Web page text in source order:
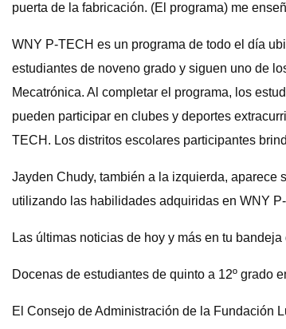
puerta de la fabricación. (El programa) me
WNY P-TECH es un programa de todo el día
estudiantes de noveno grado y siguen uno de
Mecatrónica. Al completar el programa, los
pueden participar en clubes y deportes
TECH. Los distritos escolares participantes
Jayden Chudy, también a la izquierda, aparece
utilizando las habilidades adquiridas en WNY
Las últimas noticias de hoy y más en tu bandeja
Docenas de estudiantes de quinto a 12º grado
El Consejo de Administración de la Fundación